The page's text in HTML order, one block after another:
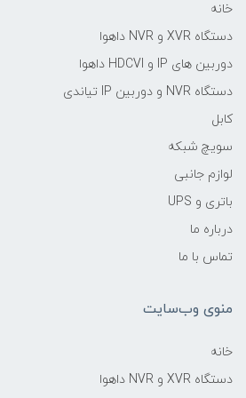
خانه
دستگاه XVR و NVR داهوا
دوربین های IP و HDCVI داهوا
دستگاه NVR و دوربین IP تیاندی
کابل
سویچ شبکه
لوازم جانبی
باتری و UPS
درباره ما
تماس با ما
منوی وب‌سایت
خانه
دستگاه XVR و NVR داهوا